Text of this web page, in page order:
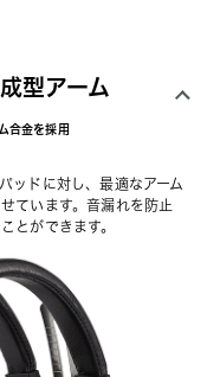
型アーム
合金を採用
ッドに対し、最適なアーム
ています。音漏れを防止
とができます。